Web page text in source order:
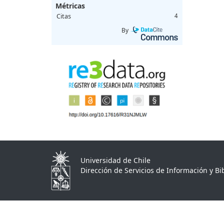
Métricas
Citas 4
By
Universidad de Chile
Dirección de Servicios de Información y